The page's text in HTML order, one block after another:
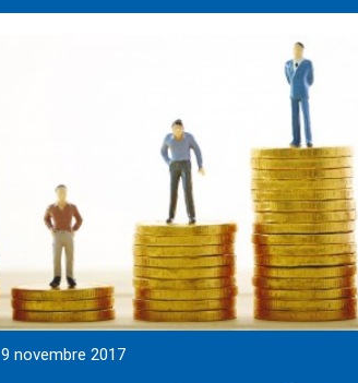
9 novembre 2017